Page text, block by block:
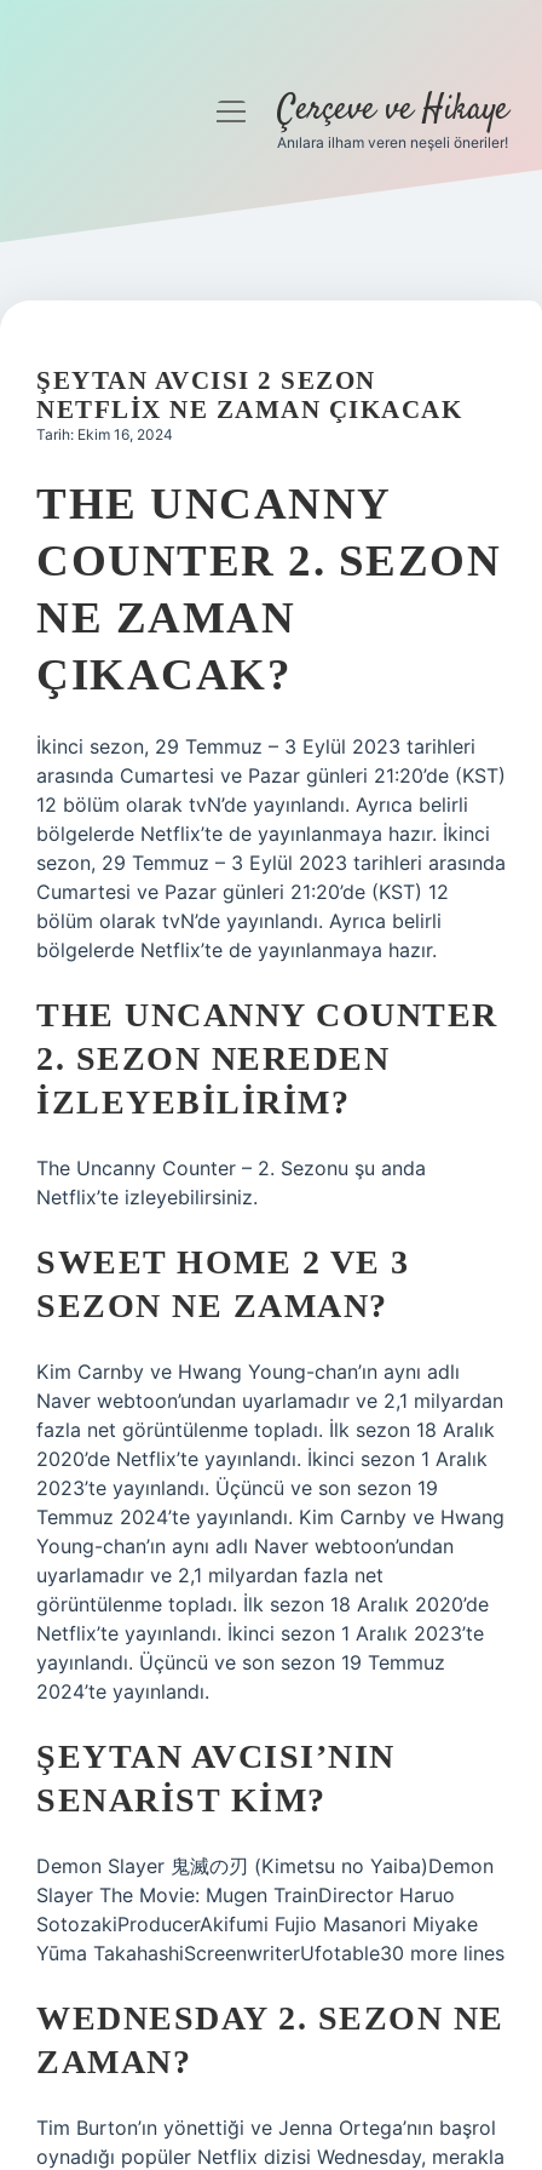
Gizlilik Politikası
Yasal Uyarı
menüyüÇerçeve ve Hikaye
Anılara ilham veren neşeli öneriler!
ŞEYTAN AVCISI 2 SEZON
NETFLIX NE ZAMAN ÇIKACAK
Tarih: Ekim 16, 2024
THE UNCANNY
COUNTER 2. SEZON
NE ZAMAN
ÇIKACAK?
İkinci sezon, 29 Temmuz – 3 Eylül 2023 tarihleri ​​
arasında Cumartesi ve Pazar günleri 21:20’de (KST)
12 bölüm olarak tvN’de yayınlandı. Ayrıca belirli
bölgelerde Netflix’te de yayınlanmaya hazır. İkinci
sezon, 29 Temmuz – 3 Eylül 2023 tarihleri ​​arasında
Cumartesi ve Pazar günleri 21:20’de (KST) 12
bölüm olarak tvN’de yayınlandı. Ayrıca belirli
bölgelerde Netflix’te de yayınlanmaya hazır.
THE UNCANNY COUNTER
2. SEZON NEREDEN
IZLEYEBILIRIM?
The Uncanny Counter – 2. Sezonu şu anda
Netflix’te izleyebilirsiniz.
SWEET HOME 2 VE 3
SEZON NE ZAMAN?
Kim Carnby ve Hwang Young-chan’ın aynı adlı
Naver webtoon’undan uyarlamadır ve 2,1 milyardan
fazla net görüntülenme topladı. İlk sezon 18 Aralık
2020’de Netflix’te yayınlandı. İkinci sezon 1 Aralık
2023’te yayınlandı. Üçüncü ve son sezon 19
Temmuz 2024’te yayınlandı. Kim Carnby ve Hwang
Young-chan’ın aynı adlı Naver webtoon’undan
uyarlamadır ve 2,1 milyardan fazla net
görüntülenme topladı. İlk sezon 18 Aralık 2020’de
Netflix’te yayınlandı. İkinci sezon 1 Aralık 2023’te
yayınlandı. Üçüncü ve son sezon 19 Temmuz
2024’te yayınlandı.
ŞEYTAN AVCISI’NIN
SENARIST KIM?
Demon Slayer 鬼滅の刃 (Kimetsu no Yaiba)Demon
Slayer The Movie: Mugen TrainDirector Haruo
SotozakiProducerAkifumi Fujio Masanori Miyake
Yūma TakahashiScreenwriterUfotable30 more lines
WEDNESDAY 2. SEZON NE
ZAMAN?
Tim Burton’ın yönettiği ve Jenna Ortega’nın başrol
oynadığı popüler Netflix dizisi Wednesday, merakla